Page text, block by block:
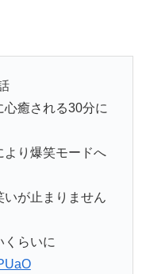
癒される30分に
より爆笑モードへ
いが止まりません
くらいに